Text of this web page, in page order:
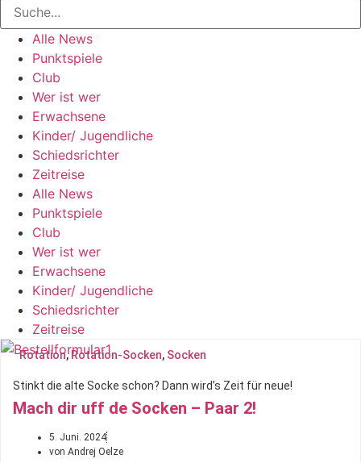
Alle News
Punktspiele
Club
Wer ist wer
Erwachsene
Kinder/ Jugendliche
Schiedsrichter
Zeitreise
Alle News
Punktspiele
Club
Wer ist wer
Erwachsene
Kinder/ Jugendliche
Schiedsrichter
Zeitreise
Rotation, Rotation-Socken, Socken
Stinkt die alte Socke schon? Dann wird’s Zeit für neue!
Mach dir uff de Socken – Paar 2!
5. Juni. 2024
von Andrej Oelze